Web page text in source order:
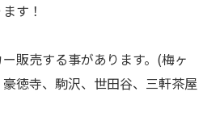
す！
販売する事があります。(梅ヶ
徳寺、駒沢、世田谷、三軒茶屋